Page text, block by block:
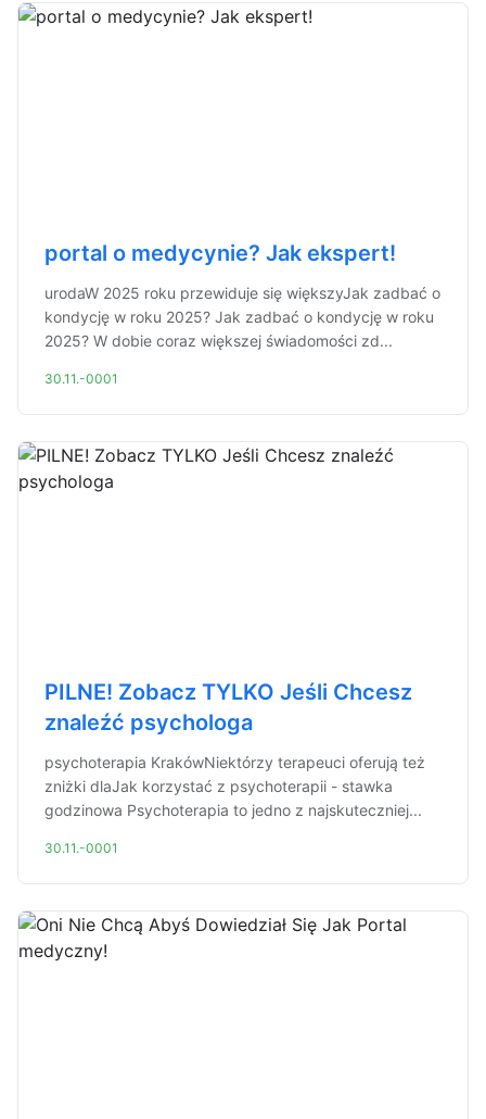
portal o medycynie? Jak ekspert!
urodaW 2025 roku przewiduje się większyJak zadbać o
kondycję w roku 2025? Jak zadbać o kondycję w roku
2025? W dobie coraz większej świadomości zd...
30.11.-0001
PILNE! Zobacz TYLKO Jeśli Chcesz
znaleźć psychologa
psychoterapia KrakówNiektórzy terapeuci oferują też
zniżki dlaJak korzystać z psychoterapii - stawka
godzinowa Psychoterapia to jedno z najskuteczniej...
30.11.-0001